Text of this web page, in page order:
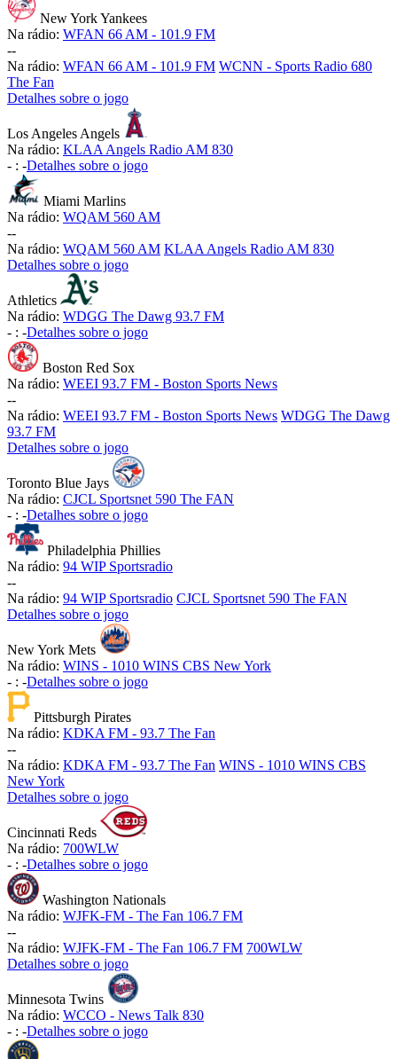
New York Yankees
Na rádio: WFAN 66 AM - 101.9 FM
--
Na rádio: WFAN 66 AM - 101.9 FM WCNN - Sports Radio 680
The Fan
Detalhes sobre o jogo
Los Angeles Angels
Na rádio: KLAA Angels Radio AM 830
- : -Detalhes sobre o jogo
Miami Marlins
Na rádio: WQAM 560 AM
--
Na rádio: WQAM 560 AM KLAA Angels Radio AM 830
Detalhes sobre o jogo
Athletics
Na rádio: WDGG The Dawg 93.7 FM
- : -Detalhes sobre o jogo
Boston Red Sox
Na rádio: WEEI 93.7 FM - Boston Sports News
--
Na rádio: WEEI 93.7 FM - Boston Sports News WDGG The Dawg
93.7 FM
Detalhes sobre o jogo
Toronto Blue Jays
Na rádio: CJCL Sportsnet 590 The FAN
- : -Detalhes sobre o jogo
Philadelphia Phillies
Na rádio: 94 WIP Sportsradio
--
Na rádio: 94 WIP Sportsradio CJCL Sportsnet 590 The FAN
Detalhes sobre o jogo
New York Mets
Na rádio: WINS - 1010 WINS CBS New York
- : -Detalhes sobre o jogo
Pittsburgh Pirates
Na rádio: KDKA FM - 93.7 The Fan
--
Na rádio: KDKA FM - 93.7 The Fan WINS - 1010 WINS CBS
New York
Detalhes sobre o jogo
Cincinnati Reds
Na rádio: 700WLW
- : -Detalhes sobre o jogo
Washington Nationals
Na rádio: WJFK-FM - The Fan 106.7 FM
--
Na rádio: WJFK-FM - The Fan 106.7 FM 700WLW
Detalhes sobre o jogo
Minnesota Twins
Na rádio: WCCO - News Talk 830
- : -Detalhes sobre o jogo